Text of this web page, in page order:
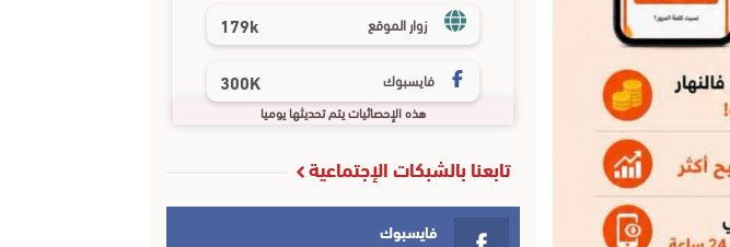
زوار الموقع 179k
فايسبوك 300K
هذه الإحصائيات يتم تحديثها يوميا
تابعنا بالشبكات الإجتماعية
فايسبوك